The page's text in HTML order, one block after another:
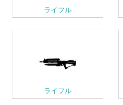
ライフル
ライフル